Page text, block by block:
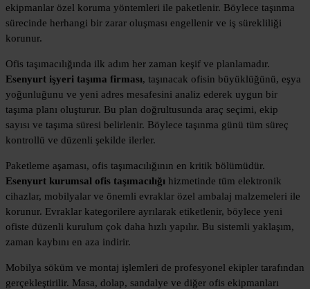
ekipmanlar özel koruma yöntemleri ile paketlenir. Böylece taşınma
sürecinde herhangi bir zarar oluşması engellenir ve iş sürekliliği
korunur.
Ofis taşımacılığında ilk adım her zaman keşif ve planlamadır.
Esenyurt işyeri taşıma firması, taşınacak ofisin büyüklüğünü, eşya
yoğunluğunu ve yeni adres mesafesini analiz ederek uygun bir
taşıma planı oluşturur. Bu plan doğrultusunda araç seçimi, ekip
sayısı ve taşıma süresi belirlenir. Böylece taşınma günü tüm süreç
kontrollü ve düzenli şekilde ilerler.
Paketleme aşaması, ofis taşımacılığının en kritik bölümüdür.
Esenyurt kurumsal ofis taşımacılığı hizmetinde tüm elektronik
cihazlar, mobilyalar ve önemli evraklar özel ambalaj malzemeleri ile
korunur. Evraklar kategorilere ayrılarak etiketlenir, böylece yeni
ofiste düzenli kurulum çok daha hızlı yapılır. Bu sistemli yaklaşım,
zaman kaybını en aza indirir.
Mobilya söküm ve montaj işlemleri de profesyonel ekipler tarafından
gerçekleştirilir. Masa, dolap, sandalye ve diğer ofis ekipmanları